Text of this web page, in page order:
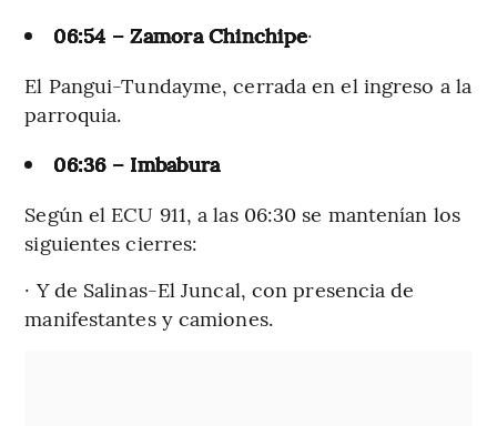
06:54 – Zamora Chinchipe·
El Pangui-Tundayme, cerrada en el ingreso a la
parroquia.
06:36 – Imbabura
Según el ECU 911, a las 06:30 se mantenían los
siguientes cierres:
· Y de Salinas-El Juncal, con presencia de
manifestantes y camiones.